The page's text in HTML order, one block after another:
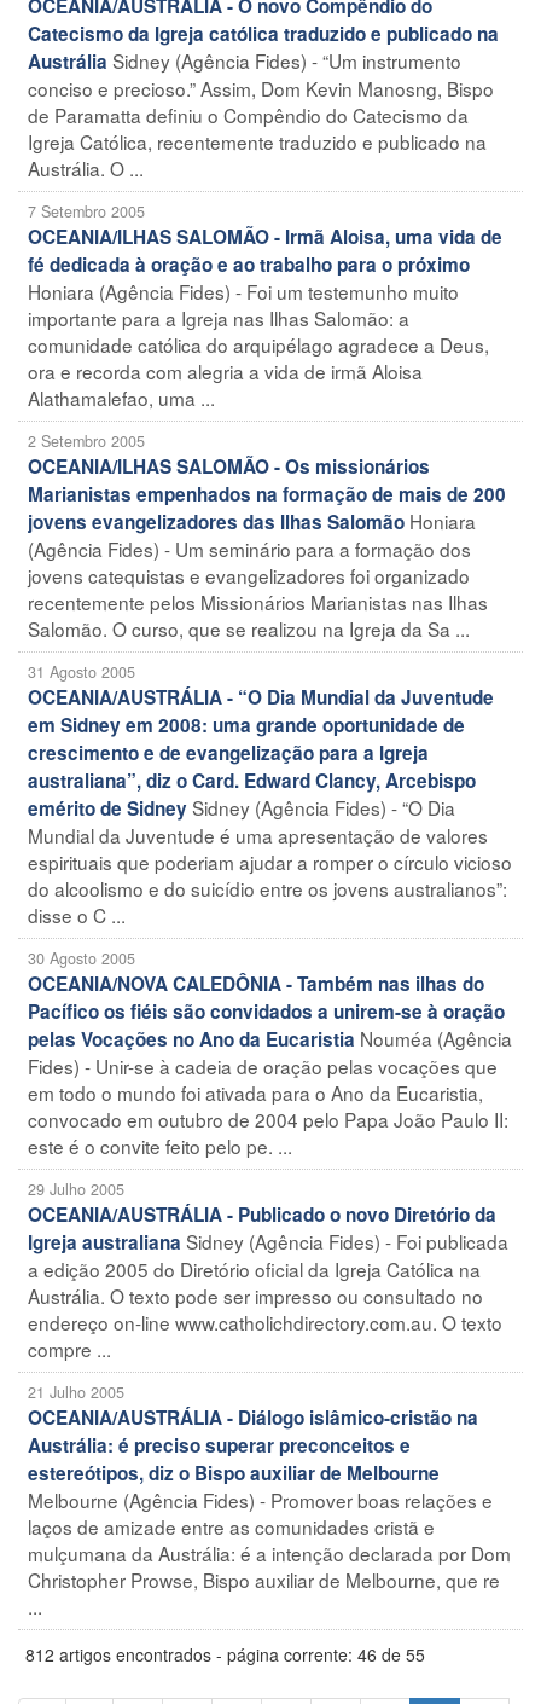
OCEANIA/AUSTRÁLIA - O novo Compêndio do
Catecismo da Igreja católica traduzido e publicado na
Austrália Sidney (Agência Fides) - “Um instrumento
conciso e precioso.” Assim, Dom Kevin Manosng, Bispo
de Paramatta definiu o Compêndio do Catecismo da
Igreja Católica, recentemente traduzido e publicado na
Austrália. O ...
7 Setembro 2005
OCEANIA/ILHAS SALOMÃO - Irmã Aloisa, uma vida de
fé dedicada à oração e ao trabalho para o próximo
Honiara (Agência Fides) - Foi um testemunho muito
importante para a Igreja nas Ilhas Salomão: a
comunidade católica do arquipélago agradece a Deus,
ora e recorda com alegria a vida de irmã Aloisa
Alathamalefao, uma ...
2 Setembro 2005
OCEANIA/ILHAS SALOMÃO - Os missionários
Marianistas empenhados na formação de mais de 200
jovens evangelizadores das Ilhas Salomão Honiara
(Agência Fides) - Um seminário para a formação dos
jovens catequistas e evangelizadores foi organizado
recentemente pelos Missionários Marianistas nas Ilhas
Salomão. O curso, que se realizou na Igreja da Sa ...
31 Agosto 2005
OCEANIA/AUSTRÁLIA - “O Dia Mundial da Juventude
em Sidney em 2008: uma grande oportunidade de
crescimento e de evangelização para a Igreja
australiana”, diz o Card. Edward Clancy, Arcebispo
emérito de SidneySidney (Agência Fides) - “O Dia
Mundial da Juventude é uma apresentação de valores
espirituais que poderiam ajudar a romper o círculo vicioso
do alcoolismo e do suicídio entre os jovens australianos”:
disse o C ...
30 Agosto 2005
OCEANIA/NOVA CALEDÔNIA - Também nas ilhas do
Pacífico os fiéis são convidados a unirem-se à oração
pelas Vocações no Ano da Eucaristia Nouméa (Agência
Fides) - Unir-se à cadeia de oração pelas vocações que
em todo o mundo foi ativada para o Ano da Eucaristia,
convocado em outubro de 2004 pelo Papa João Paulo II:
este é o convite feito pelo pe. ...
29 Julho 2005
OCEANIA/AUSTRÁLIA - Publicado o novo Diretório da
Igreja australiana Sidney (Agência Fides) - Foi publicada
a edição 2005 do Diretório oficial da Igreja Católica na
Austrália. O texto pode ser impresso ou consultado no
endereço on-line www.catholichdirectory.com.au. O texto
compre ...
21 Julho 2005
OCEANIA/AUSTRÁLIA - Diálogo islâmico-cristão na
Austrália: é preciso superar preconceitos e
estereótipos, diz o Bispo auxiliar de Melbourne
Melbourne (Agência Fides) - Promover boas relações e
laços de amizade entre as comunidades cristã e
mulçumana da Austrália: é a intenção declarada por Dom
Christopher Prowse, Bispo auxiliar de Melbourne, que re
...
812 artigos encontrados - página corrente: 46 de 55